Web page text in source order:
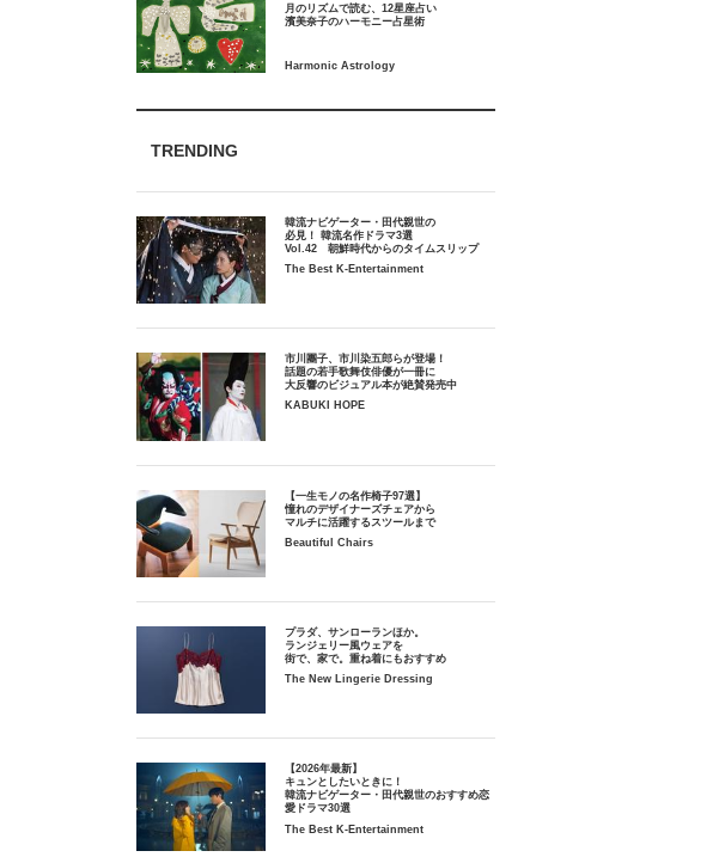
月のリズムで読む、12星座占い
TRENDING
韓流ナビゲーター・田代親世の
必見！ 韓流名作ドラマ3選
Vol.42 朝鮮時代からのタイムスリップ
The Best K-Entertainment
市川團子、市川染五郎らが登場！
話題の若手歌舞伎俳優が一冊に
大反響のビジュアル本が絶賛発売中
KABUKI HOPE
【一生モノの名作椅子97選】
憧れのデザイナーズチェアから
マルチに活躍するスツールまで
Beautiful Chairs
プラダ、サンローランほか。
ランジェリー風ウェアを
街で、家で。重ね着にもおすすめ
The New Lingerie Dressing
【2026年最新】
キュンとしたいときに！
韓流ナビゲーター・田代親世のおすすめ恋
愛ドラマ30選
The Best K-Entertainment